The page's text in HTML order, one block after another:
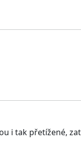
i tak přetížené,